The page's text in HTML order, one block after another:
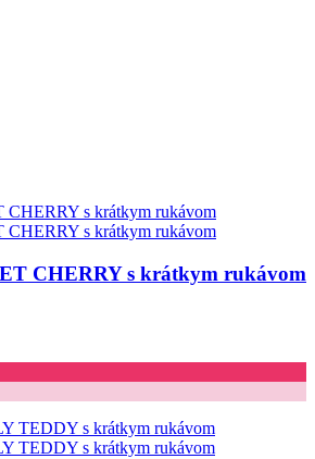
CHERRY s krátkym rukávom